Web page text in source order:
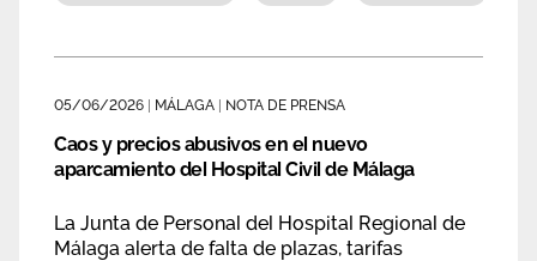
contratación, contratos más largos y estables,
05/06/2026 MÁLAGA NOTA DE PRENSA
Caos y precios abusivos en el nuevo
aparcamiento del Hospital Civil de Málaga
La Junta de Personal del Hospital Regional de
Málaga alerta de falta de plazas, tarifas